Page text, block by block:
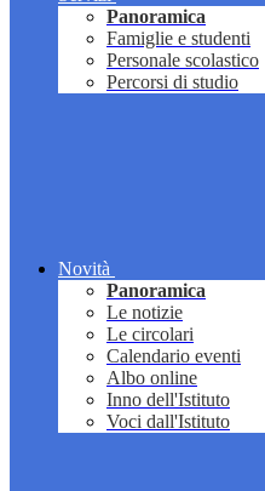
Panoramica
Famiglie e studenti
Personale scolastico
Percorsi di studio
Novità
Panoramica
Le notizie
Le circolari
Calendario eventi
Albo online
Inno dell'Istituto
Voci dall'Istituto